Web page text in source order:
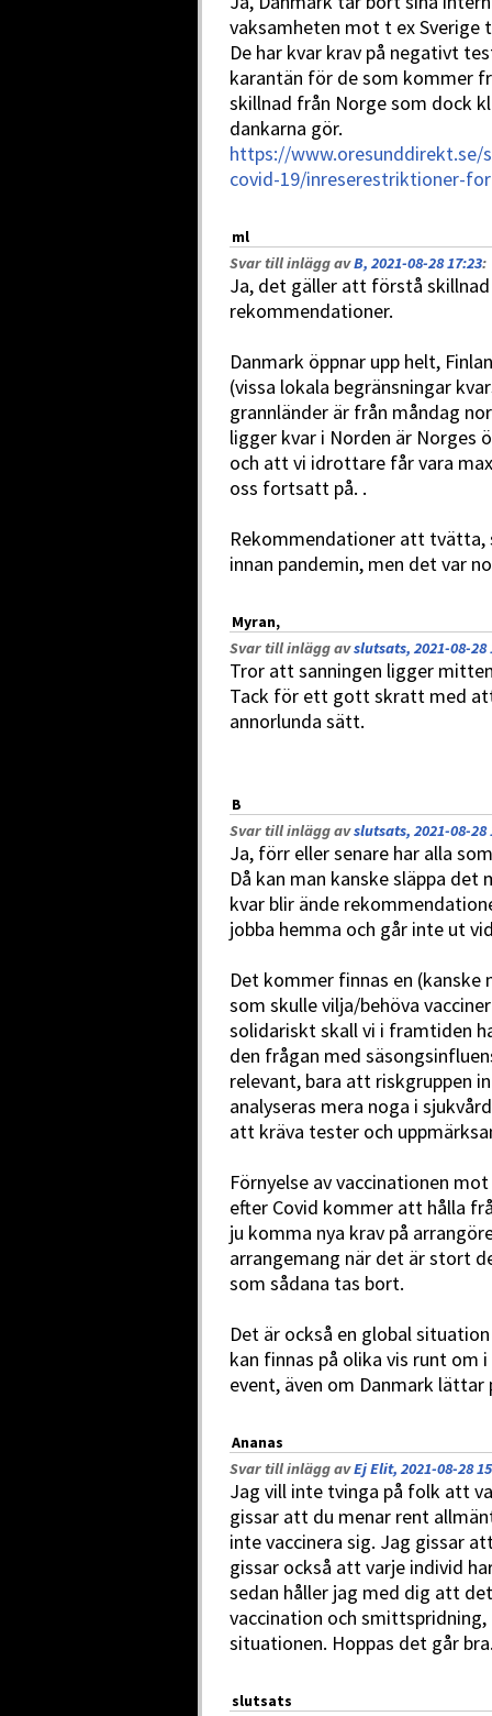
vaksamheten mot t ex Sverige
De har kvar krav på negativt
karantän för de som kommer
skillnad från Norge som dock
dankarna gör.
https://www.oresunddirekt.se/
covid-19/inreserestriktioner-
ml
Svar till inlägg avB, 2021-08-28 17:23:
Ja, det gäller att förstå
rekommendationer.
Danmark öppnar upp helt,
(vissa lokala begränsningar
grannländer är från måndag
ligger kvar i Norden är Norges
och att vi idrottare får vara
oss fortsatt på. .
Rekommendationer att tvätta,
innan pandemin, men det var
Myran,
Svar till inlägg avslutsats, 2021-08-28
Tror att sanningen ligger
Tack för ett gott skratt med
annorlunda sätt.
B
Svar till inlägg avslutsats, 2021-08-28
Ja, förr eller senare har alla
Då kan man kanske släppa
kvar blir ände
jobba hemma och går inte ut
Det kommer finnas en (kanske
som skulle vilja/behöva
solidariskt skall vi i framtiden
den frågan med
relevant, bara att riskgruppen
analyseras mera noga i
att kräva tester och
Förnyelse av vaccinationen
efter Covid kommer att hålla
ju komma nya krav på
arrangemang när det är stort
som sådana tas bort.
Det är också en global
kan finnas på olika vis runt om
event, även om Danmark lättar
Ananas
Svar till inlägg avEj Elit, 2021-08-28
Jag vill inte tvinga på folk att
gissar att du menar rent
inte vaccinera sig. Jag gissar
gissar också att varje individ
sedan håller jag med dig att
vaccination och
situationen. Hoppas det går
slutsats